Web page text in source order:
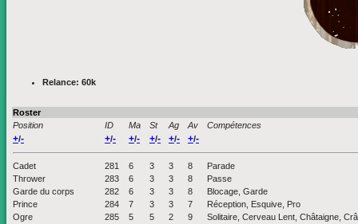
Relance: 60k
Roster
Position
ID Ma St Ag Av Compétences
+/- +/- +/- +/- +/- +/-
Cadet 281 6 3 3 8
Parade
Thrower
283 6 3 3 8
Passe
Garde du corps
282 6 3 3 8
Blocage, Garde
Prince
284 7 3 3 7
Réception, Esquive, Pro
Ogre
285 5 5 2 9 Solitaire, Cerveau Lent, Châtaigne,